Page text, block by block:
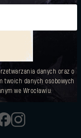
danych oraz o
twoich danych osobowych
we Wrocławiu.